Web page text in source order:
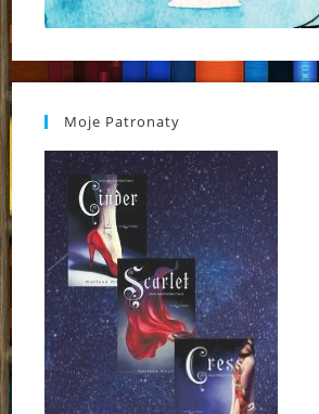
Moje Patronaty